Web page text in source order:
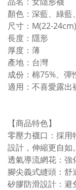
顏色：深藍、綠藍
尺寸：M(22-24cm)
長度：隱形
厚度：薄
產地：台灣
成份：棉75%、彈
適用：不喜愛露出
【商品特色】
零壓力襪口：採用
設計，伸縮更自如。
透氣導流網花：強
腳尖義式縫頭：舒
矽膠防滑設計：避